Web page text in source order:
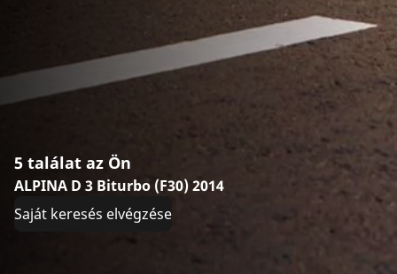
5 találat az Ön
ALPINA D 3 Biturbo (F30) 2014
Saját keresés elvégzése